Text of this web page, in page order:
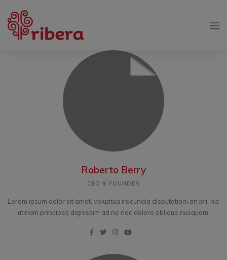
Roberto Berry
CEO & FOUNDER
Lorem ipsum dolor sit amet, voluptua iracundia disputationi an pri, his
utinam principes dignissim ad ne nec dolore oblique nusquam.